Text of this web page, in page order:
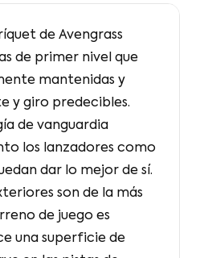
de Avengrass
de primer nivel que
mantenidas y
y giro predecibles.
de vanguardia
los lanzadores como
dar lo mejor de sí.
son de la más
de juego es
una superficie de